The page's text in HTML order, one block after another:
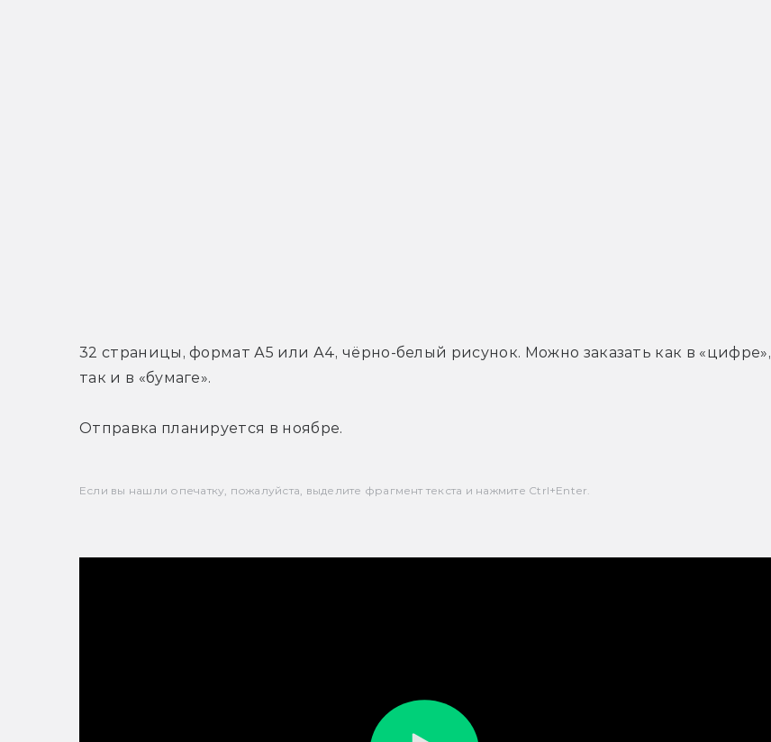
32 страницы, формат А5 или А4, чёрно-белый рисунок. Можно заказать как в «цифре»,
так и в «бумаге».
Отправка планируется в ноябре.
Если вы нашли опечатку, пожалуйста, выделите фрагмент текста и нажмите Ctrl+Enter.